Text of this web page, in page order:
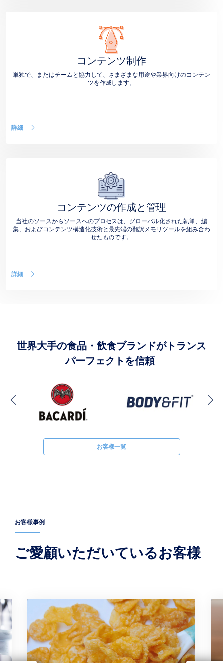
コンテンツ制作
単独で、またはチームと協力して、さまざまな用途や業界向けのコンテン
ツを作成します。
詳細
コンテンツの作成と管理
当社のソースからソースへのプロセスは、グローバル化された執筆、編
集、およびコンテンツ構造化技術と最先端の翻訳メモリツールを組み合わ
せたものです。
詳細
世界大手の食品・飲食ブランドがトランス
パーフェクトを信頼
お客様一覧
お客様事例
ご愛顧いただいているお客様